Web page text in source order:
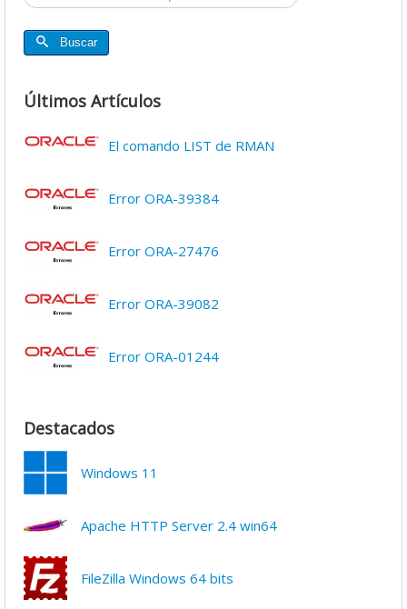
Buscar
Últimos Artículos
El comando LIST de RMAN
Error ORA-39384
Error ORA-27476
Error ORA-39082
Error ORA-01244
Destacados
Windows 11
Apache HTTP Server 2.4 win64
FileZilla Windows 64 bits